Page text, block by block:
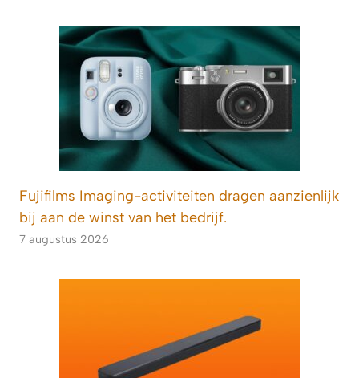
Fujifilms Imaging-activiteiten dragen aanzienlijk
bij aan de winst van het bedrijf.
7 augustus 2026